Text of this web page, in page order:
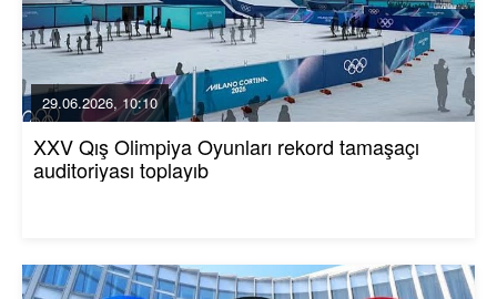
29.06.2026, 10:10
XXV Qış Olimpiya Oyunları rekord tamaşaçı
auditoriyası toplayıb